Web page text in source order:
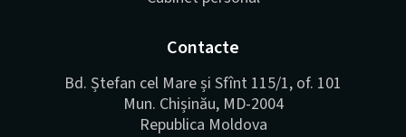
Contacte
Bd. Ștefan cel Mare și Sfînt 115/1, of. 101
Mun. Chișinău, MD-2004
Republica Moldova